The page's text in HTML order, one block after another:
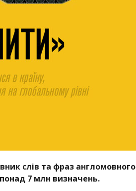
слів та фраз англомовного
7 млн визначень.